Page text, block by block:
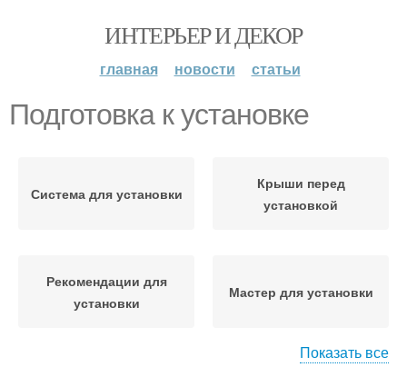
ИНТЕРЬЕР И ДЕКОР
главная новости статьи
Подготовка к установке
Система для установки
Крыши перед
установкой
Рекомендации для
установки
Мастер для установки
Показать все